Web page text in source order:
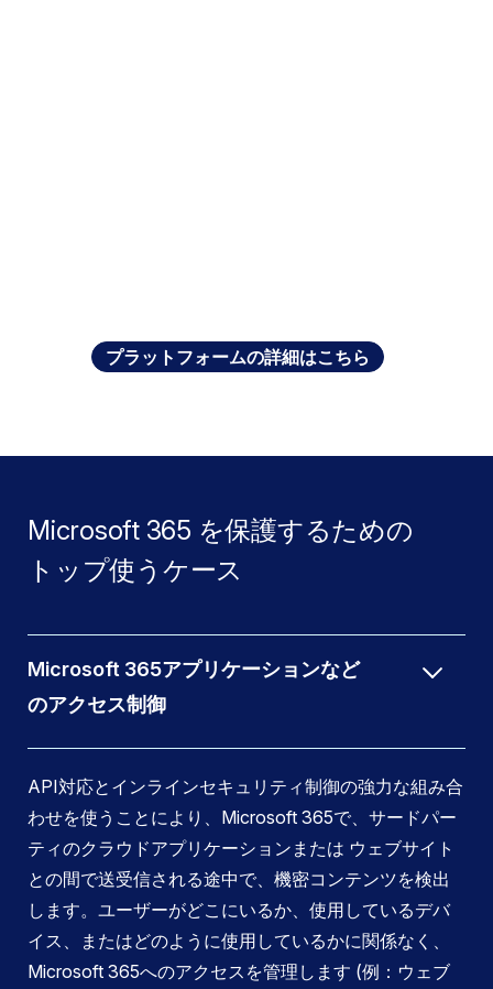
プラットフォームの詳細はこちら
Microsoft 365 を保護するための
トップ使うケース
Microsoft 365アプリケーションなど
のアクセス制御
API対応とインラインセキュリティ制御の強力な組み合
わせを使うことにより、Microsoft 365で、サードパー
ティのクラウドアプリケーションまたは ウェブサイト
との間で送受信される途中で、機密コンテンツを検出
します。ユーザーがどこにいるか、使用しているデバ
イス、またはどのように使用しているかに関係なく、
Microsoft 365へのアクセスを管理します (例：ウェブ